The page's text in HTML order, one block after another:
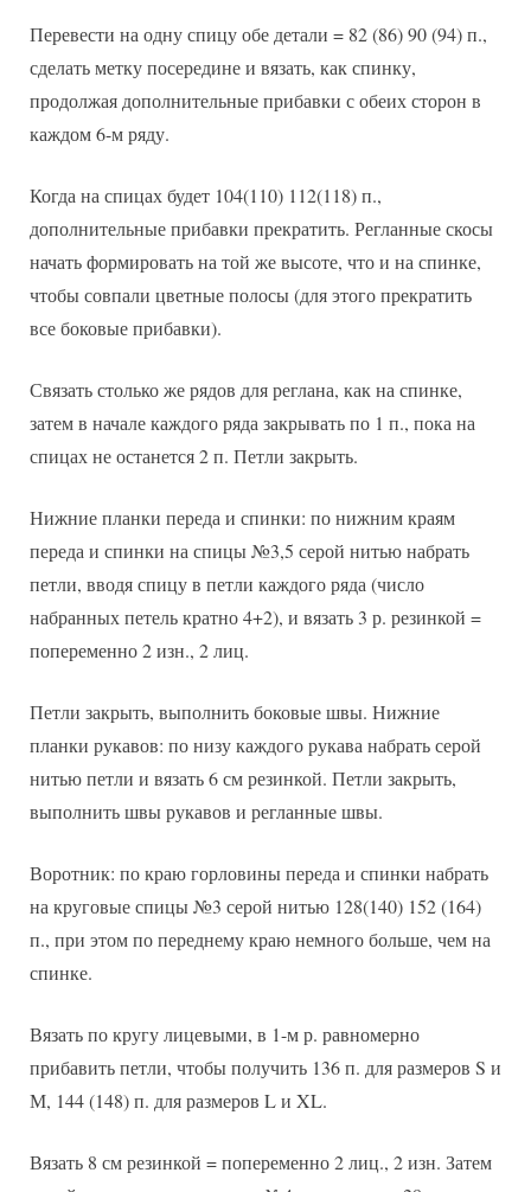
Перевести на одну спицу обе детали = 82 (86) 90 (94) п.,
сделать метку посередине и вязать, как спинку,
продолжая дополнительные прибавки с обеих сторон в
каждом 6-м ряду.
Когда на спицах будет 104(110) 112(118) п.,
дополнительные прибавки прекратить. Регланные скосы
начать формировать на той же высоте, что и на спинке,
чтобы совпали цветные полосы (для этого прекратить
все боковые прибавки).
Связать столько же рядов для реглана, как на спинке,
затем в начале каждого ряда закрывать по 1 п., пока на
спицах не останется 2 п. Петли закрыть.
Нижние планки переда и спинки: по нижним краям
переда и спинки на спицы №3,5 серой нитью набрать
петли, вводя спицу в петли каждого ряда (число
набранных петель кратно 4+2), и вязать 3 р. резинкой =
попеременно 2 изн., 2 лиц.
Петли закрыть, выполнить боковые швы. Нижние
планки рукавов: по низу каждого рукава набрать серой
нитью петли и вязать 6 см резинкой. Петли закрыть,
выполнить швы рукавов и регланные швы.
Воротник: по краю горловины переда и спинки набрать
на круговые спицы №3 серой нитью 128(140) 152 (164)
п., при этом по переднему краю немного больше, чем на
спинке.
Вязать по кругу лицевыми, в 1-м р. равномерно
прибавить петли, чтобы получить 136 п. для размеров S и
М, 144 (148) п. для размеров L и XL.
Вязать 8 см резинкой = попеременно 2 лиц., 2 изн. Затем